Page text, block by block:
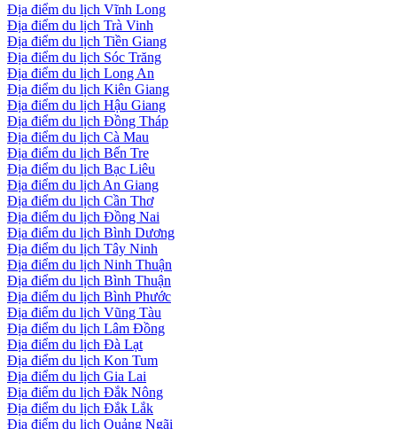
Địa điểm du lịch Vĩnh Long
Địa điểm du lịch Trà Vinh
Địa điểm du lịch Tiền Giang
Địa điểm du lịch Sóc Trăng
Địa điểm du lịch Long An
Địa điểm du lịch Kiên Giang
Địa điểm du lịch Hậu Giang
Địa điểm du lịch Đồng Tháp
Địa điểm du lịch Cà Mau
Địa điểm du lịch Bến Tre
Địa điểm du lịch Bạc Liêu
Địa điểm du lịch An Giang
Địa điểm du lịch Cần Thơ
Địa điểm du lịch Đồng Nai
Địa điểm du lịch Bình Dương
Địa điểm du lịch Tây Ninh
Địa điểm du lịch Ninh Thuận
Địa điểm du lịch Bình Thuận
Địa điểm du lịch Bình Phước
Địa điểm du lịch Vũng Tàu
Địa điểm du lịch Lâm Đồng
Địa điểm du lịch Đà Lạt
Địa điểm du lịch Kon Tum
Địa điểm du lịch Gia Lai
Địa điểm du lịch Đắk Nông
Địa điểm du lịch Đắk Lắk
Địa điểm du lịch Quảng Ngãi